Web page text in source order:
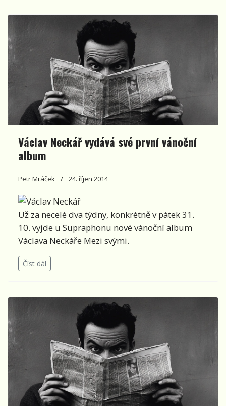
Václav Neckář vydává své první vánoční
album
Petr Mráček 24. říjen 2014
Už za necelé dva týdny, konkrétně v pátek 31.
10. vyjde u Supraphonu nové vánoční album
Václava Neckáře Mezi svými.
Číst dál